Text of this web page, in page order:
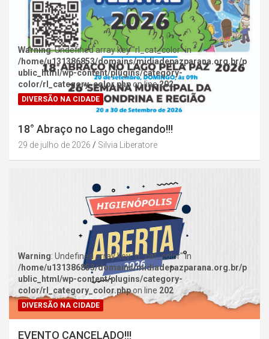
Warning: Undefined array key "rl_cat_color" in
/home/u131386853/domains/midiadepazparana.org.br/p
ublic_html/wp-content/plugins/category-
color/rl_category_color.phpon line202
DIVERSÃO NA CIDADE
18° Abraço no Lago chegando!!!
29 de julho de 2026 Silvia Liberatore
Warning: Undefined array key "rl_cat_color" in
/home/u131386853/domains/midiadepazparana.org.br/p
ublic_html/wp-content/plugins/category-
color/rl_category_color.phpon line 202
DIVERSÃO NA CIDADE
EVENTO CANCELADO!!!